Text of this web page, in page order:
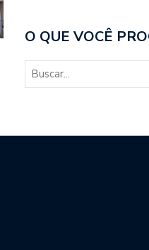
RETOMA TRABALHOS…
O QUE VOCÊ